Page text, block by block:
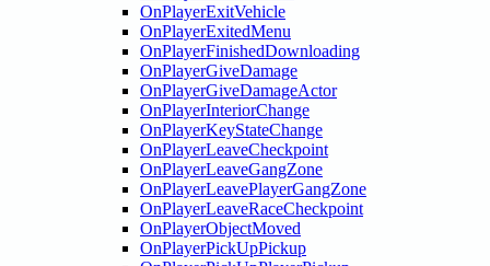
OnPlayerExitVehicle
OnPlayerExitedMenu
OnPlayerFinishedDownloading
OnPlayerGiveDamage
OnPlayerGiveDamageActor
OnPlayerInteriorChange
OnPlayerKeyStateChange
OnPlayerLeaveCheckpoint
OnPlayerLeaveGangZone
OnPlayerLeavePlayerGangZone
OnPlayerLeaveRaceCheckpoint
OnPlayerObjectMoved
OnPlayerPickUpPickup